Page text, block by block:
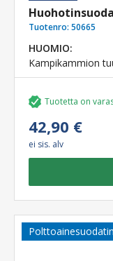
Tuotenro: 50665
HUOMIO:
Kampikammion
Tuotetta on
42,90 €
ei sis. alv
Polttoainesuodatin